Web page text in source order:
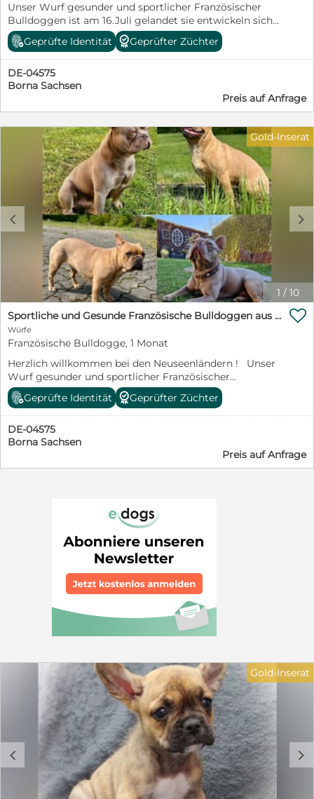
Unser Wurf gesunder und sportlicher Französischer
Bulldoggen ist am 16.Juli gelandet sie entwickeln sich
prächtig und wir vergeben nun unsere Termine zum
persönlichen Kennenlernen!
Geprüfte Identität Geprüfter Züchter
DE-04575
Borna Sachsen
Preis auf Anfrage
1 / 10
c d
Gold-Inserat
Sportliche und Gesunde Französische Bulldoggen aus seriöser Familienzucht.
Würfe
Französische Bulldogge, 1 Monat
Herzlich willkommen bei den Neuseenländern ! Unser
Wurf gesunder und sportlicher Französischer
Bulldoggen ist am 16.Juli gelandet sie entwickeln sich
prächtig und wir vergeben nun unsere Termine zum
persönlichen Kennenlernen! Wir bemühen uns eine
absolut transparente und informative Zucht
vorzustellen, da wir der Meinung sind, dass ein seriöser
Züchter alles offen darlegen kann und nichts zu
verheimlichen hat. www.Le-Bulldogs.de Beste Grüße

Geprüfte Identität Geprüfter Züchter
DE-04575
Borna Sachsen
Preis auf Anfrage
c d
Gold-Inserat